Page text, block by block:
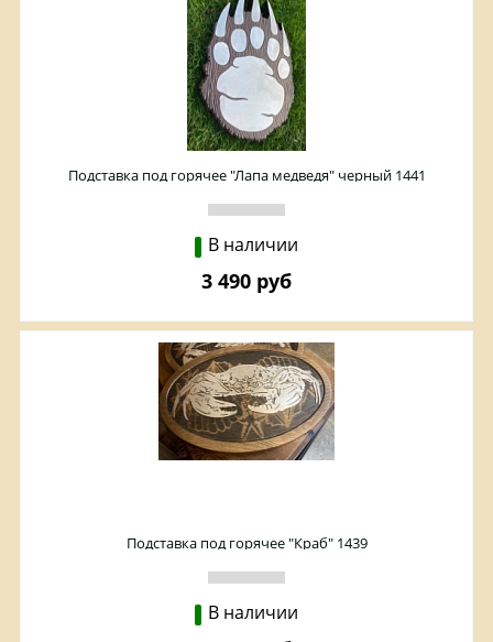
Подставка под горячее "Лапа медведя" черный 1441
В наличии
3 490 руб
Подставка под горячее "Краб" 1439
В наличии